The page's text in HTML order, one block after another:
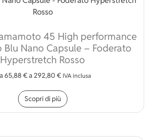
45 High performance
Blu Nano Capsule – Foderato
Hyperstretch Rosso
65,88€a292,80 € IVA inclusa
Scopri di più